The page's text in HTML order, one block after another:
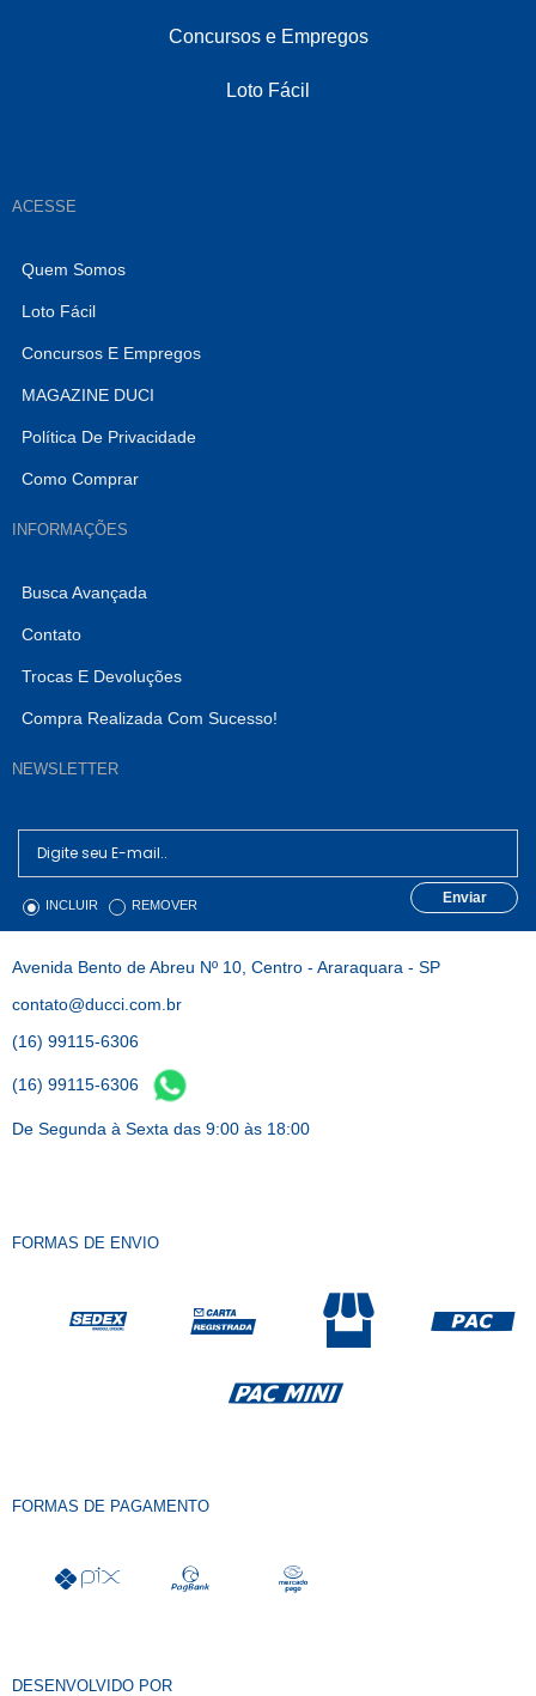
Concursos e Empregos
Loto Fácil
ACESSE
Quem Somos
Loto Fácil
Concursos E Empregos
MAGAZINE DUCI
Política De Privacidade
Como Comprar
INFORMAÇÕES
Busca Avançada
Contato
Trocas E Devoluções
Compra Realizada Com Sucesso!
NEWSLETTER
INCLUIR REMOVER Enviar
Avenida Bento de Abreu Nº 10, Centro - Araraquara - SP
contato@ducci.com.br
(16) 99115-6306
(16) 99115-6306
De Segunda à Sexta das 9:00 às 18:00
FORMAS DE ENVIO
FORMAS DE PAGAMENTO
DESENVOLVIDO POR